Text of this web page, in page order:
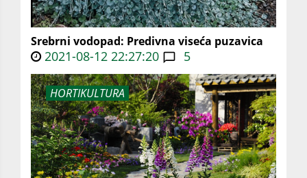
Srebrni vodopad: Predivna viseća puzavica
2021-08-12 22:27:20 5
HORTIKULTURA